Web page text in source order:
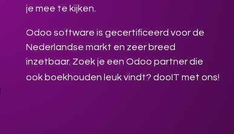
je mee te kijken.
Odoo software is gecertificeerd voor de
Nederlandse markt en zeer breed
inzetbaar. Zoek je een Odoo partner die
ook boekhouden leuk vindt? dooIT met ons!